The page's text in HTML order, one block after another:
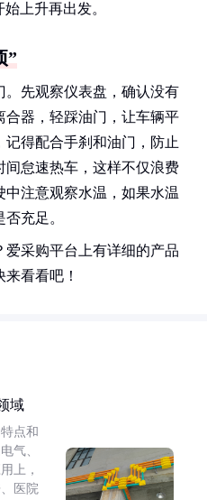
上升再出发。
”
。先观察仪表盘，确认没有
器，轻踩油门，让车辆平
得配合手刹和油门，防止
怠速热车，这样不仅浪费
注意观察水温，如果水温
充足。
采购平台上有详细的产品
看看吧！
域
点和
气、
上，
医院